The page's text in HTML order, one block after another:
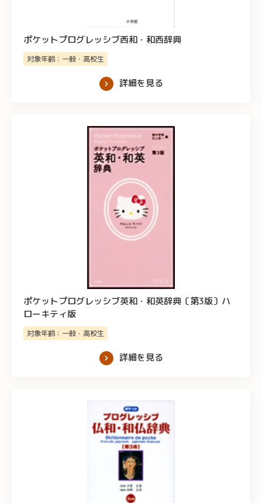
ポケットプログレッシブ西和・和西辞典
対象年齢：一般・高校生
詳細を見る
ポケットプログレッシブ英和・和英辞典〔第3版〕ハ
ローキティ版
対象年齢：一般・高校生
詳細を見る